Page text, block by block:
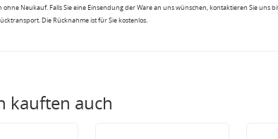
ohne Neukauf. Falls Sie eine Einsendung der Ware an uns wünschen, kontaktieren Sie
Die Rücknahme ist für Sie kostenlos.
kauften auch